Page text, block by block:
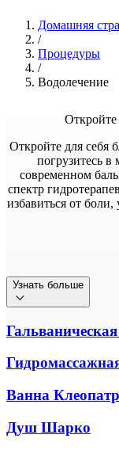
Домашняя
/
Процедуры
/
Водолечение
Откройте для себя
погрузитесь
современном
спектр
избавиться от
Узнать больше
Ванна
Душ Шарко